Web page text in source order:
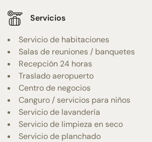
Servicios
Servicio de habitaciones
Salas de reuniones / banquetes
Recepción 24 horas
Traslado aeropuerto
Centro de negocios
Canguro / servicios para niños
Servicio de lavandería
Servicio de limpieza en seco
Servicio de planchado